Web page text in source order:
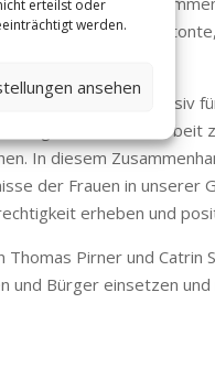
erteilst oder
werden.
ansehen
Er
die sich intensiv
engen Zusammenarbeit
In diesem
der Frauen in unserer
erheben und
Pirner und Catrin
und Bürger einsetzen